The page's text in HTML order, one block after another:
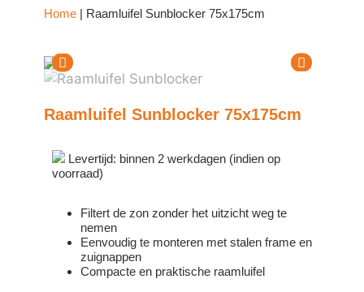
Home | Raamluifel Sunblocker 75x175cm
Raamluifel Sunblocker 75x175cm
Levertijd: binnen 2 werkdagen (indien op
voorraad)
Filtert de zon zonder het uitzicht weg te
nemen
Eenvoudig te monteren met stalen frame en
zuignappen
Compacte en praktische raamluifel